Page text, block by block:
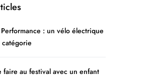
: un vélo électrique
faire au festival avec un enfant